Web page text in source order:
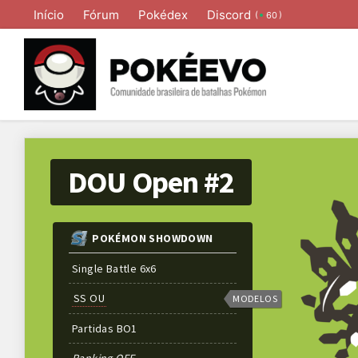
Início Fórum Pokédex Discord ( 60)
DOU Open #2
POKÉMON SHOWDOWN
Single Battle 6x6
SS OU
Partidas BO1
MODELOS